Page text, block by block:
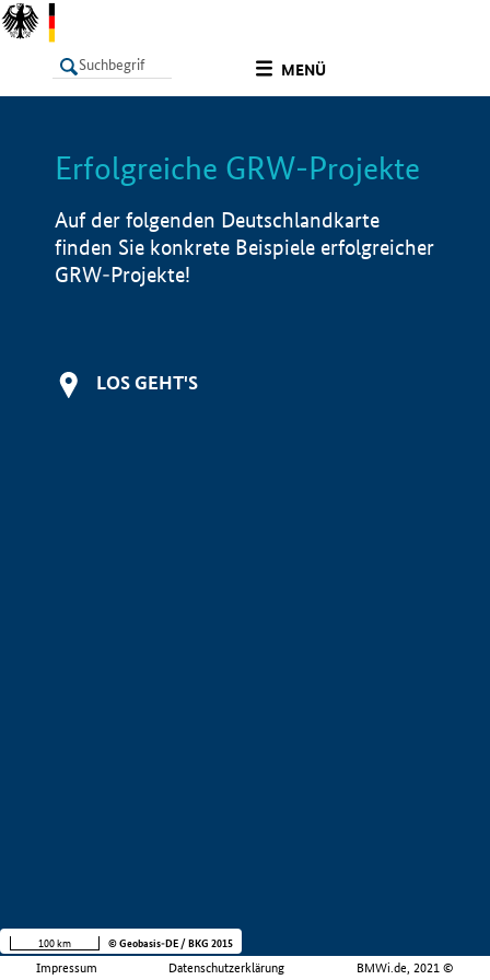
MENÜ
LISTE Info
Erfolgreiche GRW-Projekte
Auf der folgenden Deutschlandkarte
finden Sie konkrete Beispiele erfolgreicher
GRW-Projekte!
LOS GEHT'S
Impressum Datenschutzerklärung BMWi.de, 2021 ©
100 km © Geobasis-DE / BKG 2015